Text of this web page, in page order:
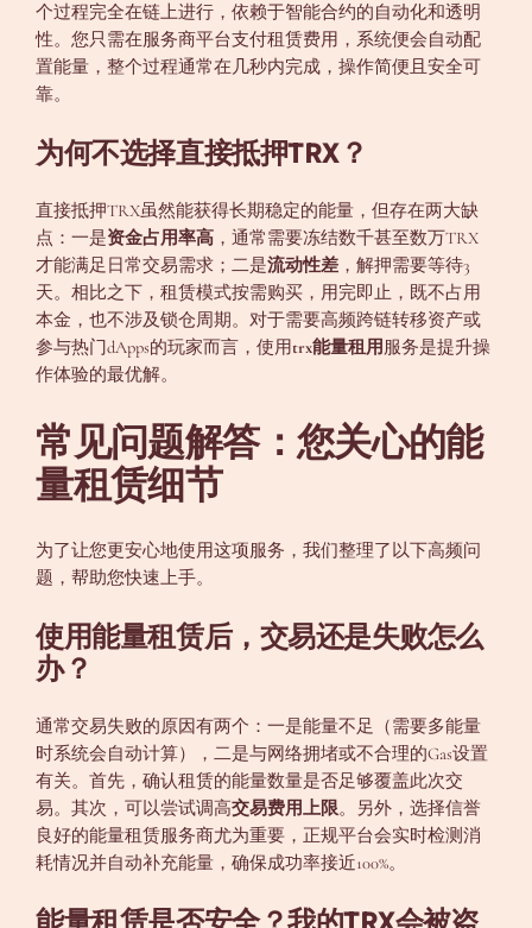
个过程完全在链上进行，依赖于智能合约的自动化和透明
性。您只需在服务商平台支付租赁费用，系统便会自动配
置能量，整个过程通常在几秒内完成，操作简便且安全可
靠。
为何不选择直接抵押TRX？
直接抵押TRX虽然能获得长期稳定的能量，但存在两大缺
点：一是资金占用率高 ，通常需要冻结数千甚至数万TRX
才能满足日常交易需求；二是流动性差 ，解押需要等待3
天。相比之下，租赁模式按需购买，用完即止，既不占用
本金，也不涉及锁仓周期。对于需要高频跨链转移资产或
参与热门dApps的玩家而言，使用trx能量租用服务是提升操
作体验的最优解。
常见问题解答：您关心的能
量租赁细节
为了让您更安心地使用这项服务，我们整理了以下高频问
题，帮助您快速上手。
使用能量租赁后，交易还是失败怎么
办？
通常交易失败的原因有两个：一是能量不足（需要多能量
时系统会自动计算），二是与网络拥堵或不合理的Gas设置
有关。首先，确认租赁的能量数量是否足够覆盖此次交
易。其次，可以尝试调高交易费用上限。另外，选择信誉
良好的能量租赁服务商尤为重要，正规平台会实时检测消
耗情况并自动补充能量，确保成功率接近100%。